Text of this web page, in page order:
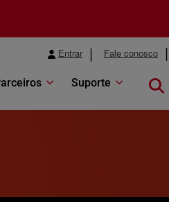
Entrar Fale conosco
Suporte